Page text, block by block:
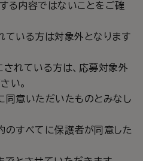
る内容ではないことをご確
ている方は対象外となります
されている方は、応募対象外
い。
同意いただいたものとみなし
のすべてに保護者が同意した